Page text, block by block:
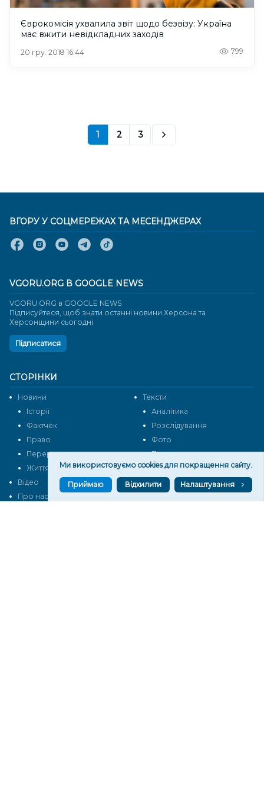
Єврокомісія ухвалила звіт щодо безвізу: Україна
має вжити невідкладних заходів
20 гру. 2018 16:44 799
1 2 3
СТОРІНКИ
Новини
Тексти
Історії
Аналітика
Фактчек
Розслідування
Право
Фото
Перерва на каву
Промо
Життя
Блоги
Відео
Архів
Про нас
ВГОРУ У СОЦМЕРЕЖАХ ТА МЕСЕНДЖЕРАХ
VGORU.ORG В GOOGLE NEWS
VGORU.ORG в GOOGLE NEWS
Підписуйтеся, щоб знати останні новини Херсона та
Херсонщини сьогодні
Підписатися
Ми використовуємо cookies для покращення сайту.
Приймаю Відхилити Налаштування